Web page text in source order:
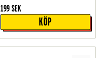
199 SEK
KÖP